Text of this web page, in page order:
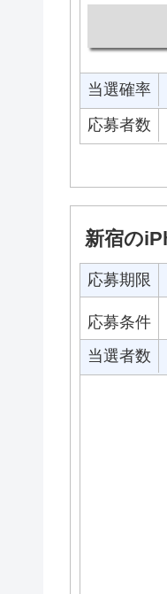
当選確率
応募者数
新宿の
応募期限
応募条件
当選者数